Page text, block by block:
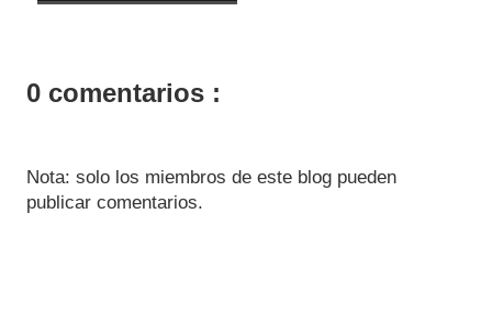
0 comentarios :
Nota: solo los miembros de este blog pueden
publicar comentarios.